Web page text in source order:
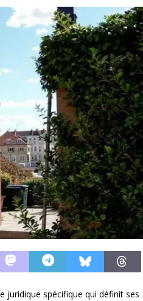
juridique spécifique qui définit ses